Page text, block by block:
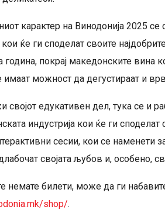
карактер на Винодонија 2025
ќе ги споделат своите
покрај македонските вина
имаат можност да дегустираат и
својот едукативен дел, тука се и
индустрија кои ќе ги
сесии, кои се наменети
својата љубов и, особено,
немате билети, може да ги
shop/.